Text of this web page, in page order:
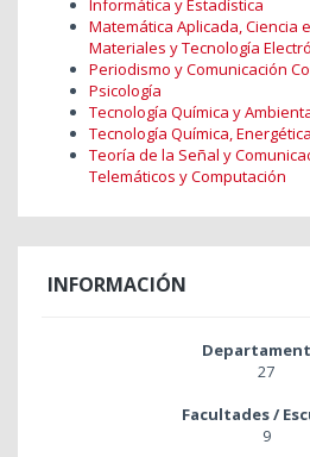
Informática y Estadística
Matemática Aplicada, Ciencia
Materiales y Tecnología
Periodismo y Comunicación
Psicología
Tecnología Química y
Tecnología Química,
Teoría de la Señal y
Telemáticos y Computación
INFORMACIÓN
27
Facultades /
9